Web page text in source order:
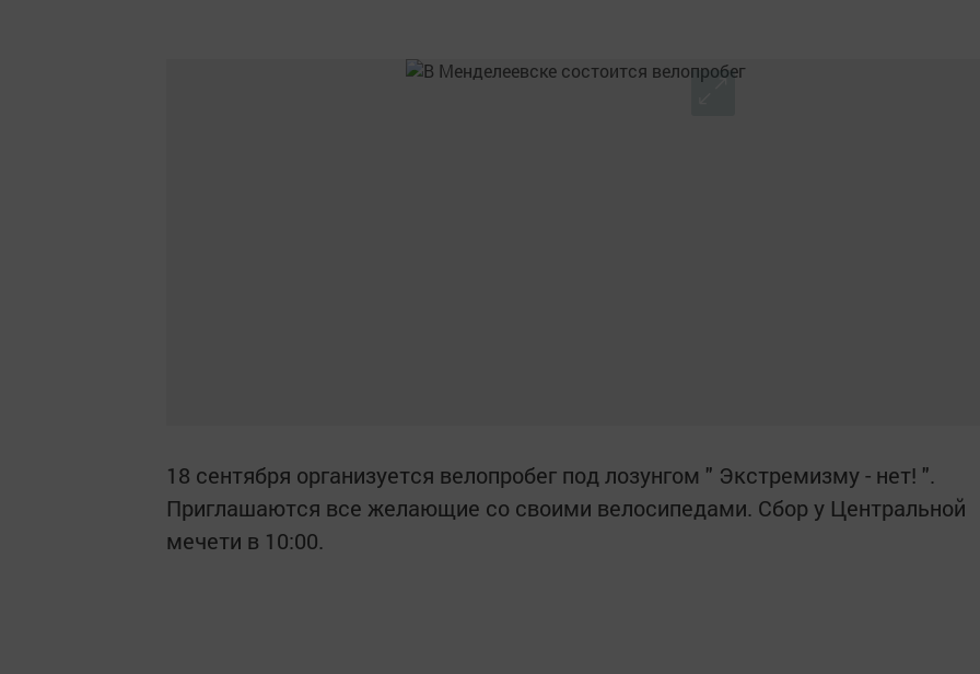
18 сентября организуется велопробег под лозунгом " Экстремизму - нет! ".
Приглашаются все желающие со своими велосипедами. Сбор у Центральной
мечети в 10:00.